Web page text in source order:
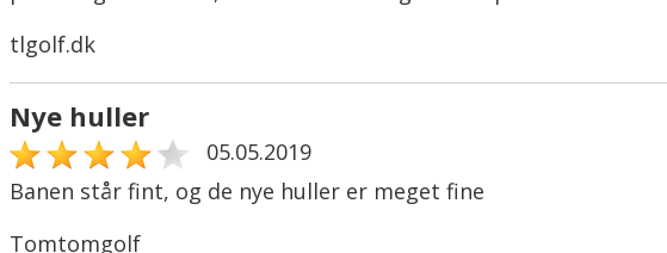
tlgolf.dk
Nye huller
05.05.2019
Banen står fint, og de nye huller er meget fine
Tomtomgolf